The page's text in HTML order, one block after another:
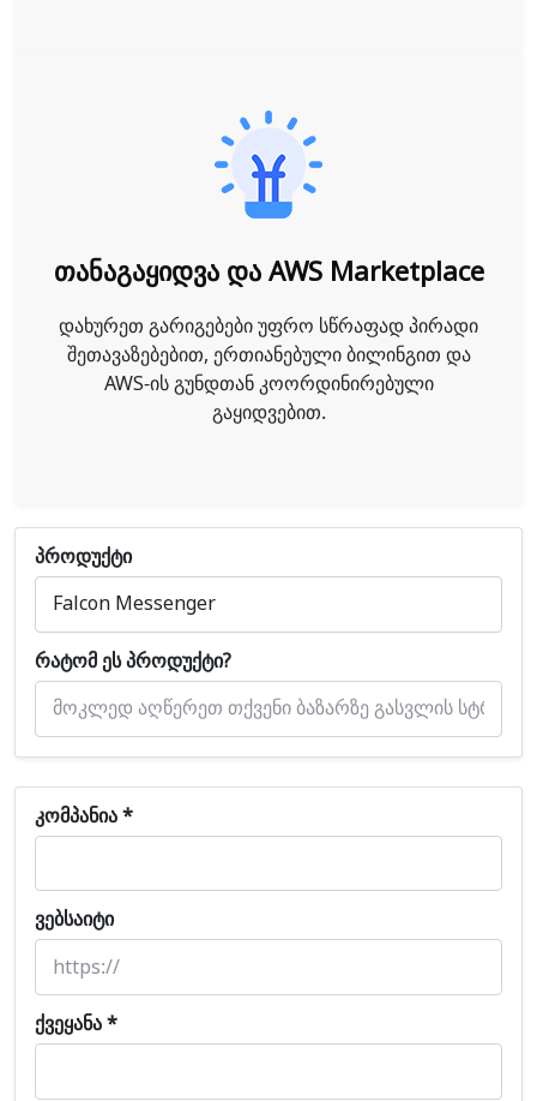
თანაგაყიდვა და AWS Marketplace
დახურეთ გარიგებები უფრო სწრაფად პირადი
შეთავაზებებით, ერთიანებული ბილინგით და
AWS-ის გუნდთან კოორდინირებული
გაყიდვებით.
Პროდუქტი
Რატომ Ეს Პროდუქტი?
Კომპანია *
Ვებსაიტი
Ქვეყანა *